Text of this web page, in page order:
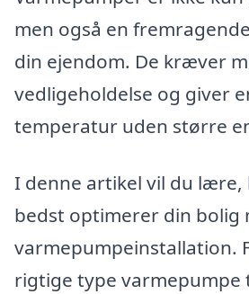
men også en
din ejendom. De kræver
vedligeholdelse og giver
temperatur uden større
I denne artikel vil du lære,
bedst optimerer din bolig
varmepumpeinstallation.
rigtige type varmepumpe